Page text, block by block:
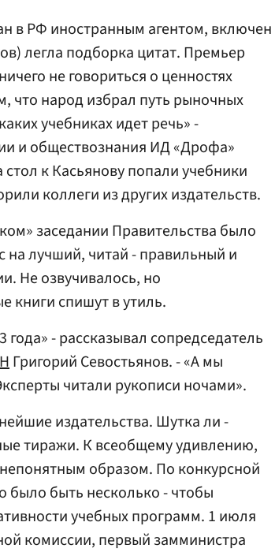
в РФ иностранным агентом, включен
легла подборка цитат. Премьер
не говориться о ценностях
что народ избрал путь рыночных
учебниках идет речь» -
и обществознания ИД «Дрофа»
стол к Касьянову попали учебники
коллеги из других издательств.
заседании Правительства было
на лучший, читай - правильный и
Не озвучивалось, но
книги спишут в утиль.
- рассказывал сопредседатель
Григорий Севостьянов. - «А мы
читали рукописи ночами».
издательства. Шутка ли -
тиражи. К всеобщему удивлению,
образом. По конкурсной
быть несколько - чтобы
учебных программ. 1 июля
комиссии, первый замминистра